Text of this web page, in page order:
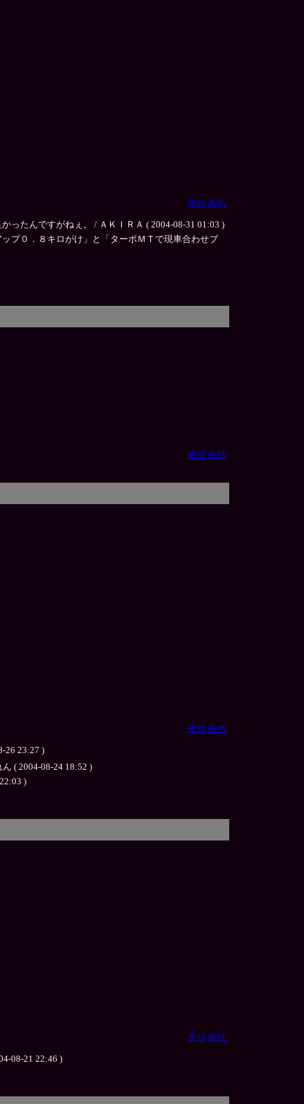
先頭 表紙
ったんですがねぇ。 / ＡＫＩＲＡ ( 2004-08-31 01:03 )
プ０．８キロがけ」と「ターボＭＴで現車合わせブ
先頭 表紙
先頭 表紙
26 23:27 )
( 2004-08-24 18:52 )
)
先頭 表紙
08-21 22:46 )